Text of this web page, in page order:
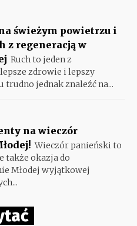
świeżym powietrzu i
z regeneracją w
Ruch to jeden z
zdrowie i lepszy
trudno jednak znaleźć na...
na wieczór
Wieczór panieński to
także okazja do
Młodej wyjątkowej